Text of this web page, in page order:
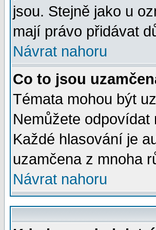
jsou. Stejně jako u
mají právo přidávat
Návrat nahoru
Co to jsou
Témata mohou být
Nemůžete
Každé hlasování je
uzamčena z mnoha
Návrat nahoru